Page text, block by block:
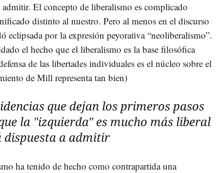
El concepto de liberalismo es complicado
distinto al nuestro. Pero al menos en el discurso
eclipsada por la expresión peyorativa “neoliberalismo”.
el hecho que el liberalismo es la base filosófica
de las libertades individuales es el núcleo sobre el
de Mill representa tan bien)
que dejan los primeros pasos
la "izquierda" es mucho más liberal
dispuesta a admitir
ha tenido de hecho como contrapartida una